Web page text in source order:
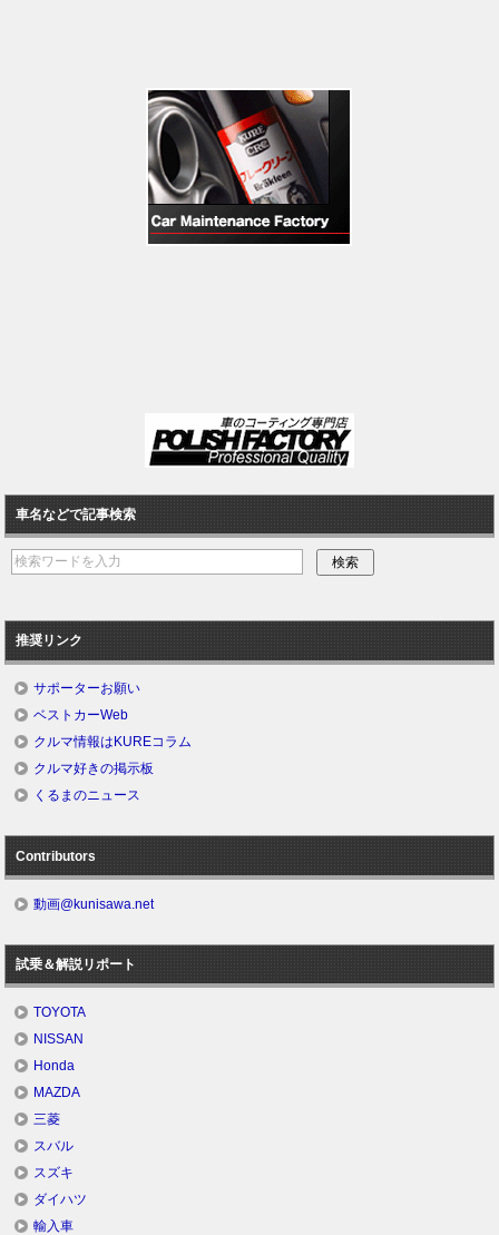
車名などで記事検索
推奨リンク
サポーターお願い
ベストカーWeb
クルマ情報はKUREコラム
クルマ好きの掲示板
くるまのニュース
Contributors
動画@kunisawa.net
試乗＆解説リポート
TOYOTA
NISSAN
Honda
MAZDA
三菱
スバル
スズキ
ダイハツ
輸入車